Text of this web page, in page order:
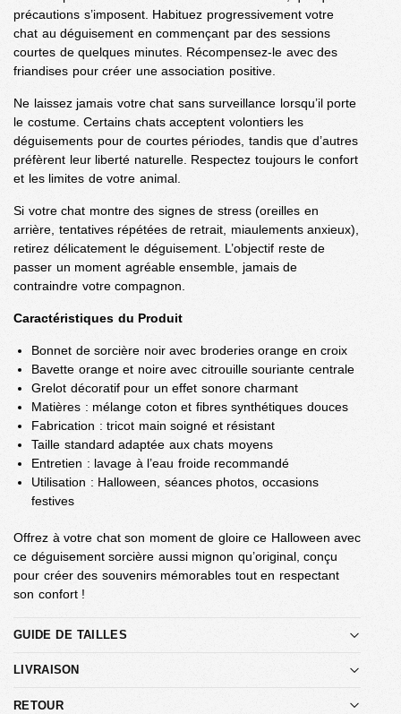
précautions s’imposent. Habituez progressivement votre
chat au déguisement en commençant par des sessions
courtes de quelques minutes. Récompensez-le avec des
friandises pour créer une association positive.
Ne laissez jamais votre chat sans surveillance lorsqu’il porte
le costume. Certains chats acceptent volontiers les
déguisements pour de courtes périodes, tandis que d’autres
préfèrent leur liberté naturelle. Respectez toujours le confort
et les limites de votre animal.
Si votre chat montre des signes de stress (oreilles en
arrière, tentatives répétées de retrait, miaulements anxieux),
retirez délicatement le déguisement. L’objectif reste de
passer un moment agréable ensemble, jamais de
contraindre votre compagnon.
Caractéristiques du Produit
Bonnet de sorcière noir avec broderies orange en croix
Bavette orange et noire avec citrouille souriante centrale
Grelot décoratif pour un effet sonore charmant
Matières : mélange coton et fibres synthétiques douces
Fabrication : tricot main soigné et résistant
Taille standard adaptée aux chats moyens
Entretien : lavage à l’eau froide recommandé
Utilisation : Halloween, séances photos, occasions
festives
Offrez à votre chat son moment de gloire ce Halloween avec
ce déguisement sorcière aussi mignon qu’original, conçu
pour créer des souvenirs mémorables tout en respectant
son confort !
GUIDE DE TAILLES
LIVRAISON
RETOUR